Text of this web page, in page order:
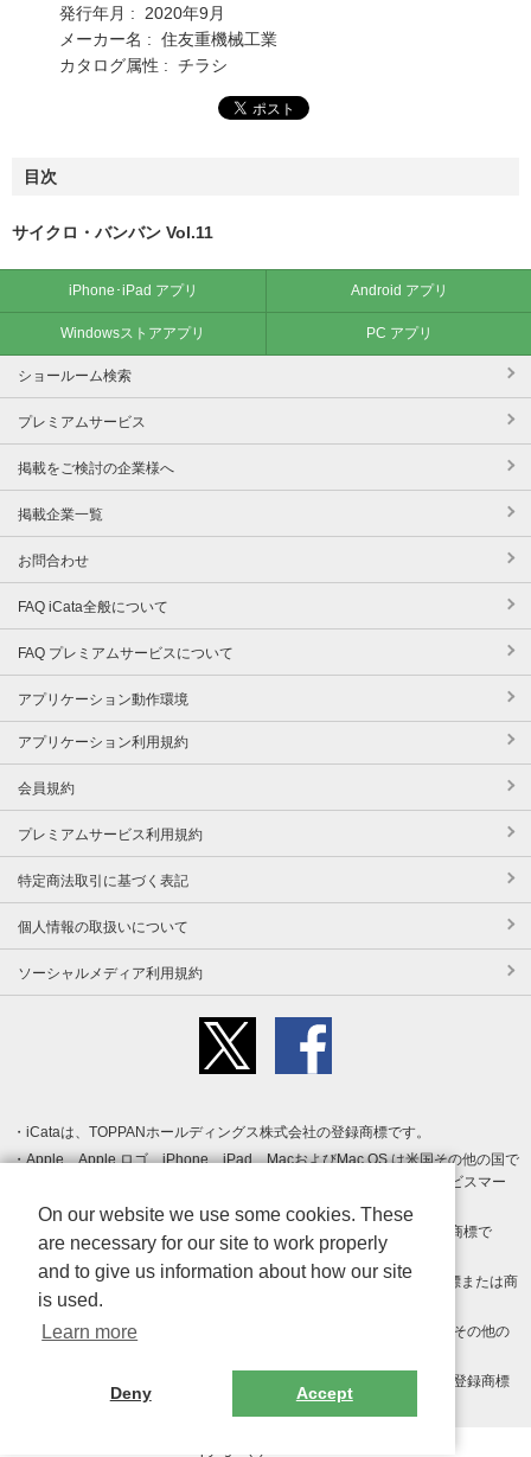
発行年月 : 2020年9月
メーカー名 : 住友重機械工業
カタログ属性 : チラシ
目次
サイクロ・バンバン Vol.11
iPhone･iPad アプリ Android アプリ
Windowsストアアプリ PC アプリ
ショールーム検索
プレミアムサービス
掲載をご検討の企業様へ
掲載企業一覧
お問合わせ
FAQ iCata全般について
FAQ プレミアムサービスについて
アプリケーション動作環境
アプリケーション利用規約
会員規約
プレミアムサービス利用規約
特定商法取引に基づく表記
個人情報の取扱いについて
ソーシャルメディア利用規約
iCataは、TOPPANホールディングス株式会社の登録商標です。
Apple、Apple ロゴ、iPhone、iPad、MacおよびMac OS は米国その他の国で
登録された Apple Inc. の商標です。App Store は Apple Inc. のサービスマー
クです。
Android、Google Play および Google Play ロゴ は Google LLC の商標で
す。
Windows は Microsoft Inc.の米国およびその他の国における登録商標または商
標です。
Adobe、Adobe Reader、Adobe PDF は、Adobe Inc.の米国およびその他の
その他、記載されている会社名、商品名、ロゴは各社の商標または登録商標
On our website we use some cookies. These
are necessary for our site to work properly
and to give us information about how our site
is used.
Learn more
Deny Accept